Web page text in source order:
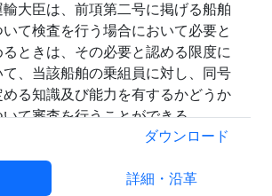
大臣は、前項第二号に掲げる船舶
いて検査を行う場合において必要と
ときは、その必要と認める限度に
て、当該船舶の乗組員に対し、同号
める知識及び能力を有するかどうか
て審査を行うことができる。
運輸大臣は、第一項の規定による検査
、その船舶の乗組員が同項各号の
める要件を満たしていないと認め
ダウンロード
詳細・沿革